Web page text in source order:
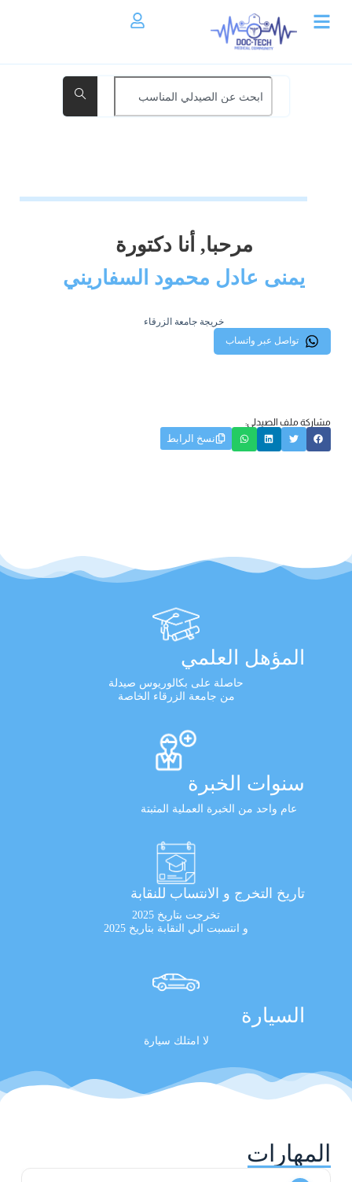
مرحبا, أنا دكتورة
يمنى عادل محمود السفاريني
خريجة جامعة الزرقاء
تواصل عبر واتساب
مشاركة ملف الصيدلي:
نسخ الرابط
المؤهل العلمي
حاصلة على بكالوريوس صيدلة
من جامعة الزرقاء الخاصة
سنوات الخبرة
عام واحد من الخبرة العملية المثبتة
تاريخ التخرج و الانتساب للنقابة
تخرجت بتاريخ 2025
و انتسبت الي النقابة بتاريخ 2025
السيارة
لا امتلك سيارة
المهارات